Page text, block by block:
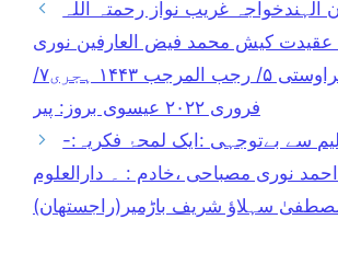
غریب نواز رحمتہ اللہ
کیش محمد فیض العارفین نوری
علیمی شراوستی ۵/ رجب المرجب ۱۴۴۳ ہجری۷/
فروری ۲۰۲۲ عیسوی بروز: پیر
سے بےتوجہی :ایک لمحۂ فکریہ:-
نوری مصباحی ،خادم : ۔ دارالعلوم
مصطفیٰ سہلاؤ شریف باڑمیر(راجستھان)